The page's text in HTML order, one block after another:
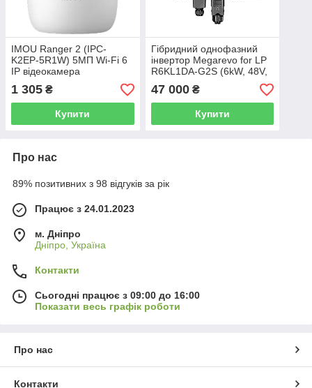
IMOU Ranger 2 (IPC-
K2EP-5R1W) 5МП Wi-Fi 6
IP відеокамера
1 305 ₴
Купити
Гібридний однофазний
інвертор Megarevo for LP
R6KL1DA-G2S (6kW, 48V,
LCD дисплей, GEN порт)
47 000₴
Купити
Про нас
89% позитивних з 98 відгуків за рік
Працює з 24.01.2023
м. Дніпро
Дніпро, Україна
Контакти
Сьогодні працює з 09:00 до 16:00
Показати весь графік роботи
Про нас
Контакти